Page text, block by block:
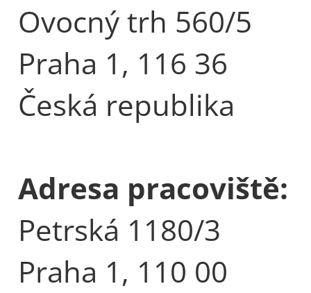
Ovocný trh 560/5
Praha 1, 116 36
Česká republika
Adresa pracoviště:
Petrská 1180/3
Praha 1, 110 00